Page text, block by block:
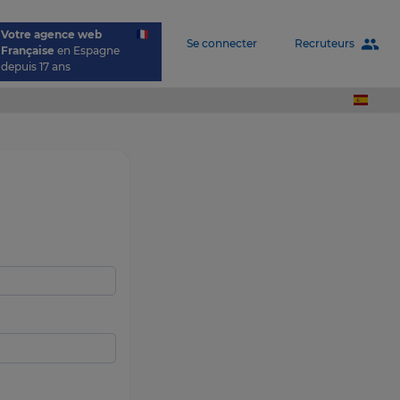
Votre agence web
Française en Espagne
depuis 17 ans
Se connecter Recruteurs people